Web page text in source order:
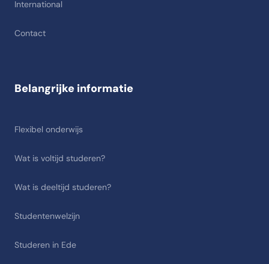
International
Contact
Belangrijke informatie
Flexibel onderwijs
Wat is voltijd studeren?
Wat is deeltijd studeren?
Studentenwelzijn
Studeren in Ede